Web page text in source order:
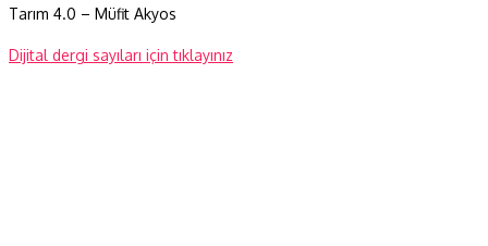
Tarım 4.0 – Müfit Akyos
Dijital dergi sayıları için tıklayınız